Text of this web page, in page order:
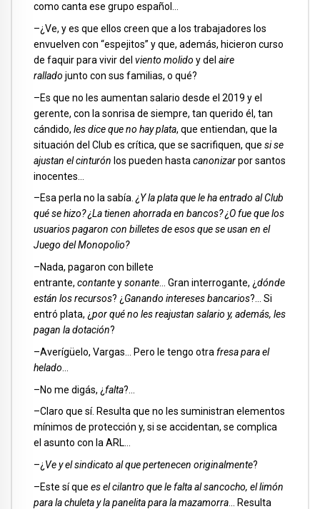
como canta ese grupo español…
–¿Ve, y es que ellos creen que a los trabajadores los
envuelven con “espejitos” y que, además, hicieron curso
de faquir para vivir del viento molido y del aire
rallado junto con sus familias, o qué?
–Es que no les aumentan salario desde el 2019 y el
gerente, con la sonrisa de siempre, tan querido él, tan
cándido, les dice que no hay plata, que entiendan, que la
situación del Club es crítica, que se sacrifiquen, que si se
ajustan el cinturón los pueden hasta canonizarpor santos
inocentes…
–Esa perla no la sabía.¿Y la plata que le ha entrado al Club
qué se hizo? ¿La tienen ahorrada en bancos? ¿O fue que los
usuarios pagaron con billetes de esos que se usan en el
Juego del Monopolio?
–Nada, pagaron con billete
entrante, contanteysonante … Gran interrogante, ¿dónde
están los recursos? ¿ Ganando intereses bancarios?… Si
entró plata, ¿por qué no les reajustan salario y, además, les
pagan la dotación?
–Averígüelo, Vargas… Pero le tengo otra fresa para el
helado
–No me digás, ¿falta?…
–Claro que sí. Resulta que no les suministran elementos
mínimos de protección y, si se accidentan, se complica
el asunto con la ARL…
–¿ Ve y el sindicato al que pertenecen originalmente?
–Este sí que es el cilantro que le falta al sancocho, el limón
para la chuleta y la panelita para la mazamorra … Resulta